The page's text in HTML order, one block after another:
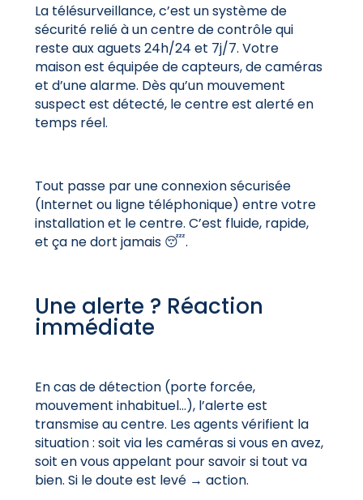
La télésurveillance, c’est un système de
sécurité relié à un centre de contrôle qui
reste aux aguets 24h/24 et 7j/7. Votre
maison est équipée de capteurs, de caméras
et d’une alarme. Dès qu’un mouvement
suspect est détecté, le centre est alerté en
temps réel.
Tout passe par une connexion sécurisée
(Internet ou ligne téléphonique) entre votre
installation et le centre. C’est fluide, rapide,
et ça ne dort jamais 😴.
Une alerte ? Réaction
immédiate
En cas de détection (porte forcée,
mouvement inhabituel…), l’alerte est
transmise au centre. Les agents vérifient la
situation : soit via les caméras si vous en avez,
soit en vous appelant pour savoir si tout va
bien. Si le doute est levé → action.